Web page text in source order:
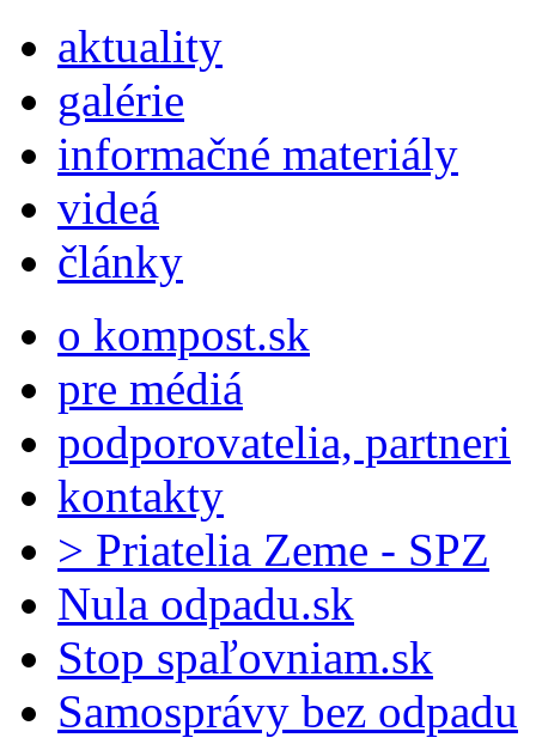
aktuality
galérie
informačné materiály
videá
články
o kompost.sk
pre médiá
podporovatelia, partneri
kontakty
> Priatelia Zeme - SPZ
Nula odpadu.sk
Stop spaľovniam.sk
Samosprávy bez odpadu